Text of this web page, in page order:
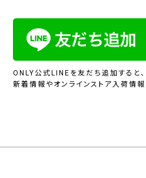
ONLY公式LINEを友だち追加すると、
新着情報やオンラインストア入荷情報